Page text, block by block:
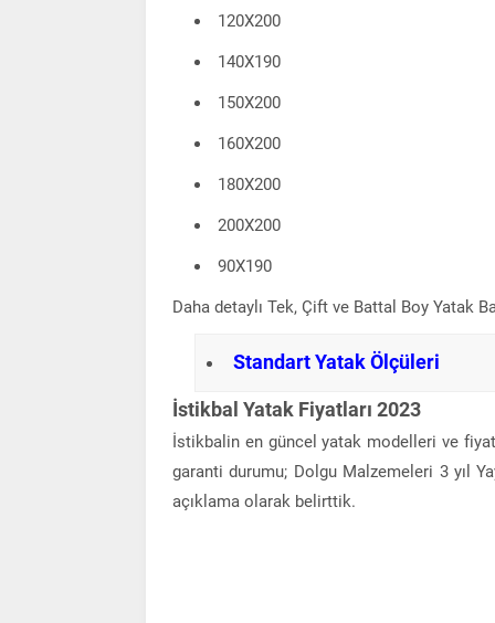
120X200
140X190
150X200
160X200
180X200
200X200
90X190
Daha detaylı Tek, Çift ve Battal Boy Yatak
Standart YatakÖlçüleri
İstikbal Yatak Fiyatları 2023
İstikbalin en güncel yatak modelleri ve
garanti durumu; Dolgu Malzemeleri 3 yıl
açıklama olarak belirttik.